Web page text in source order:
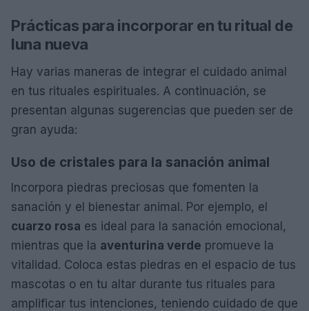
Prácticas para incorporar en tu ritual de
luna nueva
Hay varias maneras de integrar el cuidado animal
en tus rituales espirituales. A continuación, se
presentan algunas sugerencias que pueden ser de
gran ayuda:
Uso de cristales para la sanación animal
Incorpora piedras preciosas que fomenten la
sanación y el bienestar animal. Por ejemplo, el
cuarzo rosa es ideal para la sanación emocional,
mientras que la aventurina verde promueve la
vitalidad. Coloca estas piedras en el espacio de tus
mascotas o en tu altar durante tus rituales para
amplificar tus intenciones, teniendo cuidado de que